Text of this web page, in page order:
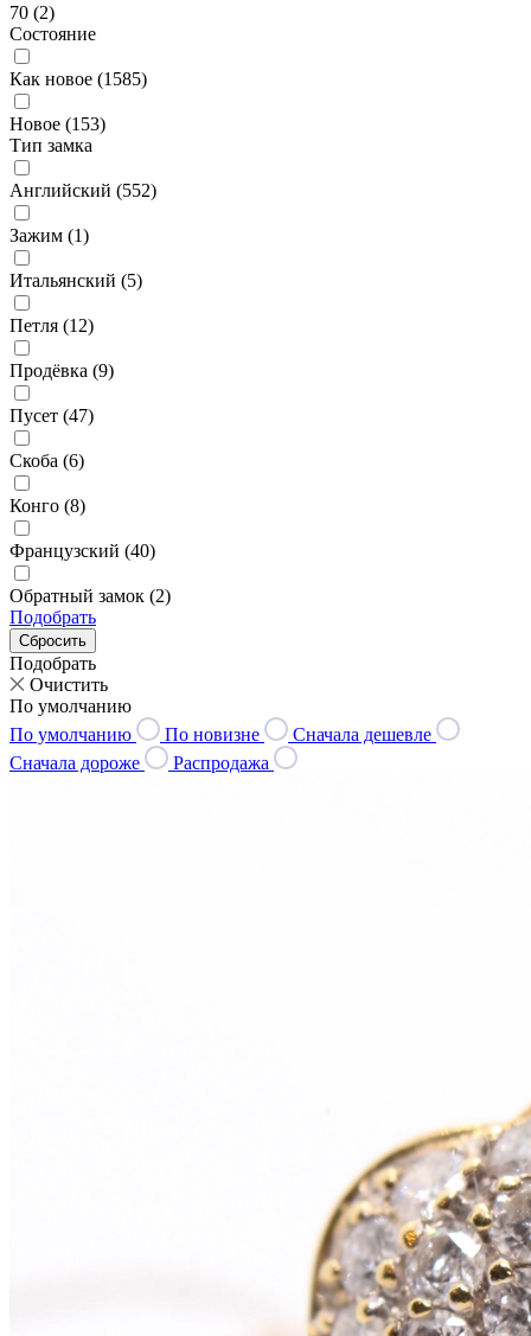
70 (2)
Состояние
Как новое (1585)
Новое (153)
Тип замка
Английский (552)
Зажим (1)
Итальянский (5)
Петля (12)
Продёвка (9)
Пусет (47)
Скоба (6)
Конго (8)
Французский (40)
Обратный замок (2)
Подобрать
Подобрать
Очистить
По умолчанию
По умолчанию
По новизне
Сначала дешевле
Сначала дороже
Распродажа